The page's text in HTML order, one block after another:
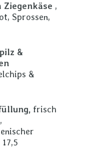
,
Sprossen,
&
&
frisch